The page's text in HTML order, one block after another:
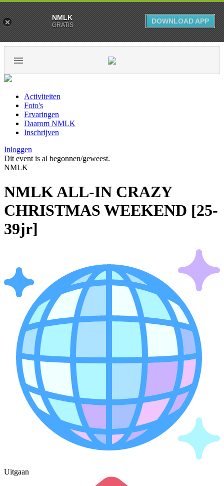
Activiteiten
Foto's
Ervaringen
Daarom NMLK
Inschrijven
Inloggen
Dit event is al begonnen/geweest.
NMLK
NMLK ALL-IN CRAZY
CHRISTMAS WEEKEND [25-
39jr]
Uitgaan
NMLK
GRATIS DOWNLOAD APP